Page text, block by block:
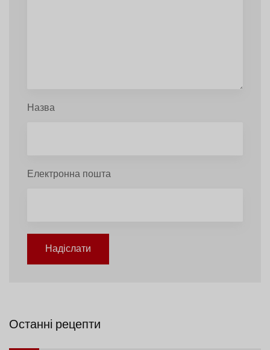
Назва
Електронна пошта
Надіслати
Останні рецепти